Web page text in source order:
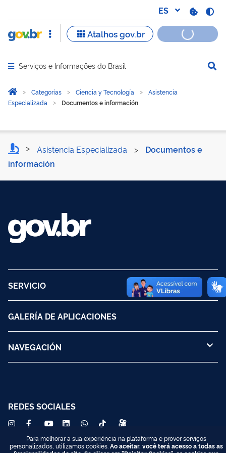
Abrir menu principal de navegação
Serviços e Informações do Brasil
Você está aqui:
InicioCategorías Ciencia y Tecnología
Asistencia
Especializada
Documentos e información
Documentos e
Asistencia Especializada >
Documentos e
información
SERVICIO
GALERÍA DE APLICACIONES
NAVEGACIÓN
REDES SOCIALES
Para melhorar a sua experiência na plataforma e prover serviços
personalizados, utilizamos cookies. Ao aceitar, você terá acesso a todas as